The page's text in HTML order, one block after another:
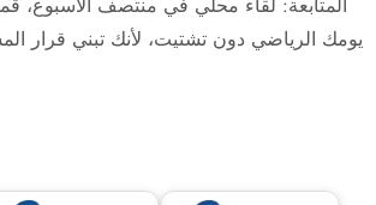
يومك الرياضي دون تشتيت، لأنك تبني قرار